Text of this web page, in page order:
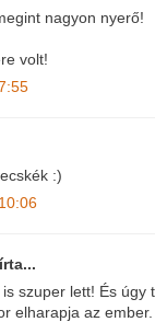
nagyon nyerő!
volt!
:)
írta...
szuper lett! És
elharapja az